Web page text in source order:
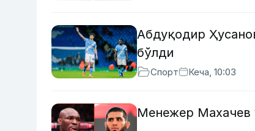
Абдуқодир
бўлди
Спорт Кеча, 10:03
Менежер Махачев